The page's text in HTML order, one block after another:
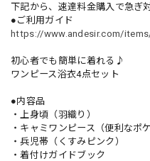
下記から、速達料金購入で急ぎ
●ご利用ガイド
https://www.andesir.com/
初心者でも簡単に着れる♪
ワンピース浴衣4点セット
●内容品
・上身頃（羽織り）
・キャミワンピース（便利なポ
・兵児帯（くすみピンク）
・着付けガイドブック